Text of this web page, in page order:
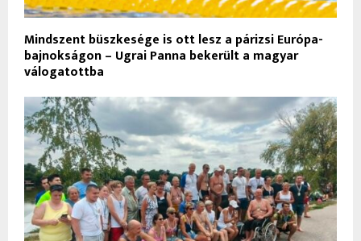
Mindszent büszkesége is ott lesz a párizsi Európa-
bajnokságon – Ugrai Panna bekerült a magyar
válogatottba